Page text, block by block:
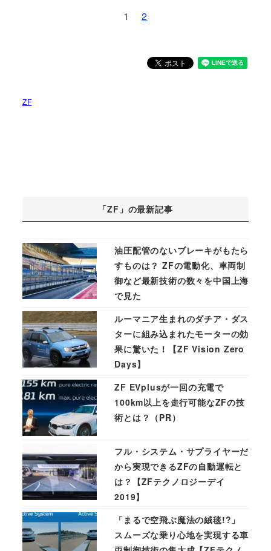
1 2
ZF
「ZF」の最新記事
油圧配管のないブレーキがもたら
すものは？ ZFの電動化、車両制
御など最新技術の数々を中国上海
で見た
ルーマニア生まれのダチア・ダス
ターに組み込まれたモーターの効
果に驚いた！【ZF Vision Zero
Days】
ZF EVplusが一回の充電で
100km以上を走行可能なZFの技
術とは？（PR）
フル・システム・サプライヤーだ
から実現できるZFの自動運転と
は？【ZFテクノロジーデイ
2019】
「まるで空飛ぶ魔法の絨毯!?」
スムーズな乗り心地を実現する車